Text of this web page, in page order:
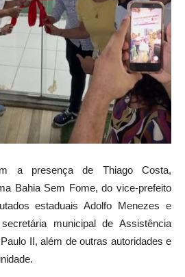
a presença de Thiago Costa,
Bahia Sem Fome, do vice-prefeito
estaduais Adolfo Menezes e
municipal de Assistência
II, além de outras autoridades e